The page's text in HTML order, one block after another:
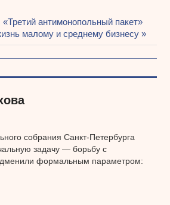
антимонопольный пакет»
малому и среднему бизнесу
собрания Санкт-Петербурга
задачу — борьбу с
формальным параметром: